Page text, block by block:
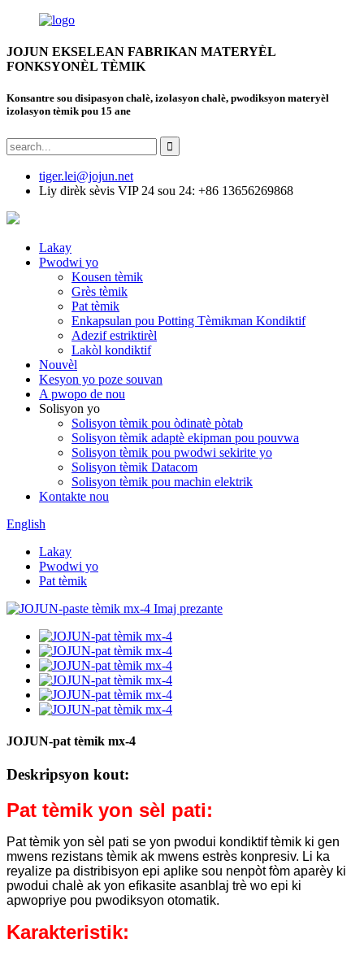
JOJUN EKSELEAN FABRIKAN MATERYÈL
FONKSYONÈL TÈMIK
Konsantre sou disipasyon chalè, izolasyon chalè, pwodiksyon materyèl
izolasyon tèmik pou 15 ane
tiger.lei@jojun.net
Liy dirèk sèvis VIP 24 sou 24: +86 13656269868
Lakay
Pwodwi yo
Kousen tèmik
Grès tèmik
Pat tèmik
Enkapsulan pou Potting Tèmikman Kondiktif
Adezif estriktirèl
Lakòl kondiktif
Nouvèl
Kesyon yo poze souvan
A pwopo de nou
Solisyon yo
Solisyon tèmik pou òdinatè pòtab
Solisyon tèmik adaptè ekipman pou pouvwa
Solisyon tèmik pou pwodwi sekirite yo
Solisyon tèmik Datacom
Solisyon tèmik pou machin elektrik
Kontakte nou
English
Lakay
Pwodwi yo
Pat tèmik
JOJUN-pat tèmik mx-4
Deskripsyon kout:
Pat tèmik yon sèl pati:
Pat tèmik yon sèl pati se yon pwodui kondiktif tèmik ki gen
mwens rezistans tèmik ak mwens estrès konpresiv. Li ka
reyalize pa distribisyon epi aplike sou nenpòt fòm aparèy ki
pwodui chalè ak yon efikasite asanblaj trè wo epi ki
apwopriye pou pwodiksyon otomatik.
Karakteristik: